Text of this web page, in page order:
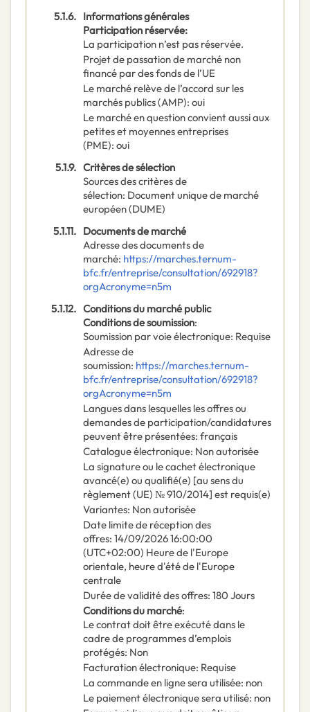
5.1.6. Informations générales
Participation réservée:
La participation n’est pas réservée.
Projet de passation de marché non
financé par des fonds de l’UE
Le marché relève de l’accord sur les
marchés publics (AMP): oui
Le marché en question convient aussi aux
petites et moyennes entreprises
(PME): oui
5.1.9. Critères de sélection
Sources des critères de
sélection: Document unique de marché
européen (DUME)
5.1.11. Documents de marché
Adresse des documents de
marché: https://marches.ternum-
bfc.fr/entreprise/consultation/692918?
orgAcronyme=n5m
5.1.12. Conditions du marché public
Conditions de soumission:
Soumission par voie électronique: Requise
Adresse de
soumission: https://marches.ternum-
bfc.fr/entreprise/consultation/692918?
orgAcronyme=n5m
Langues dans lesquelles les offres ou
demandes de participation/candidatures
peuvent être présentées: français
Catalogue électronique: Non autorisée
La signature ou le cachet électronique
avancé(e) ou qualifié(e) [au sens du
règlement (UE) № 910/2014] est requis(e)
Variantes: Non autorisée
Date limite de réception des
offres: 14/09/202616:00:00
(UTC+02:00) Heure de l'Europe
orientale, heure d'été de l'Europe
centrale
Durée de validité des offres: 180 Jours
Conditions du marché:
Le contrat doit être exécuté dans le
cadre de programmes d’emplois
protégés: Non
Facturation électronique: Requise
La commande en ligne sera utilisée: non
Le paiement électronique sera utilisé: non